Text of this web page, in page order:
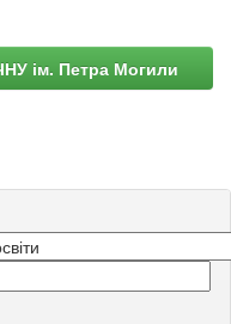
ім. Петра Могили